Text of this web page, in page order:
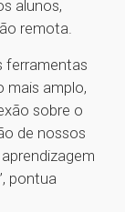
alunos,
remota.
ferramentas
mais amplo,
sobre o
de nossos
pontua